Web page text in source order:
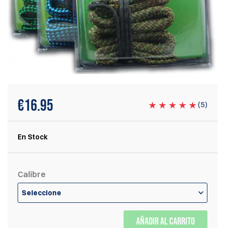
€16.95 (5)
En Stock
Calibre
Seleccione
AÑADIR AL CARRITO